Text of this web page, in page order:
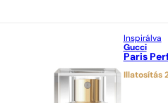
Inspirálva
Gucci
Paris
Illatosítás